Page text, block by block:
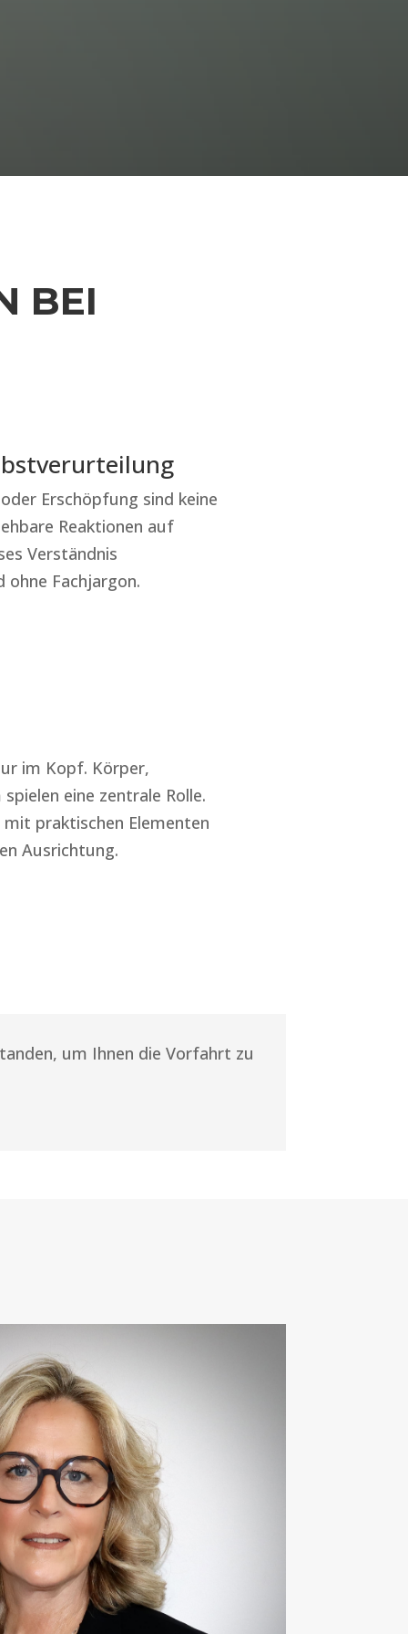
BEI
Erschöpfung sind keine
Reaktionen auf
Verständnis
Fachjargon.
im Kopf. Körper,
eine zentrale Rolle.
praktischen Elementen
Ausrichtung.
um Ihnen die Vorfahrt zu